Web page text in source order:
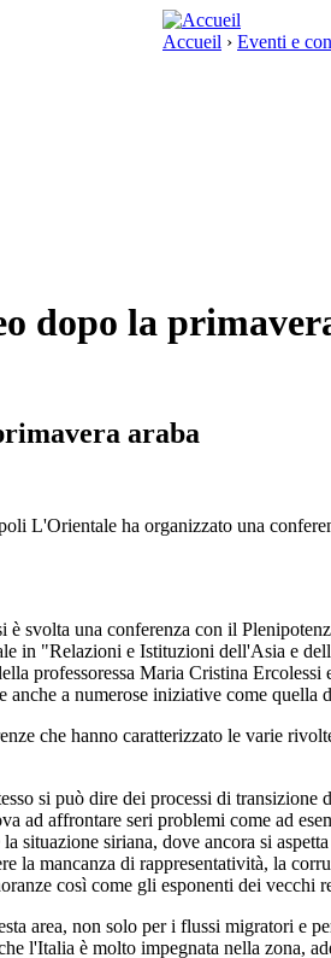
Accueil › Eventi e
dopo la
araba
L'Orientale ha organizzato una
svolta una conferenza con il
in "Relazioni e Istituzioni dell'Asia e
professoressa Maria Cristina
a numerose iniziative come quella
che hanno caratterizzato le varie
si può dire dei processi di
ad affrontare seri problemi come ad
siriana, dove ancora si
la mancanza di rappresentatività, la
così come gli esponenti dei vecchi
area, non solo per i flussi migratori e
l'Italia è molto impegnata nella zona,